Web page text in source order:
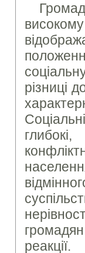
різниці
реакції.